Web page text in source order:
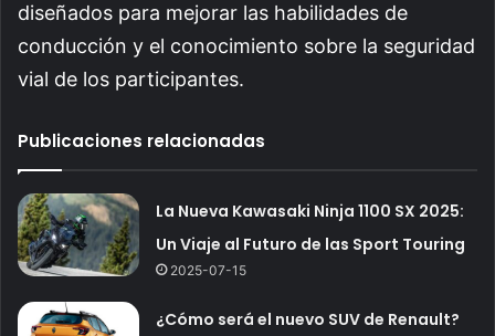
diseñados para mejorar las habilidades de
conducción y el conocimiento sobre la seguridad
vial de los participantes.
Publicaciones relacionadas
La Nueva Kawasaki Ninja 1100 SX 2025:
Un Viaje al Futuro de las Sport Touring
2025-07-15
¿Cómo será el nuevo SUV de Renault?